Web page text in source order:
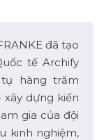
đã tạo
tế Archify
hàng trăm
dựng kiến
gia của đội
kinh nghiệm,